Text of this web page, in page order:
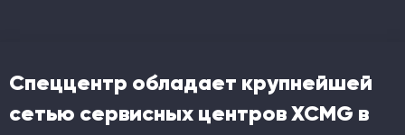
Спеццентр обладает крупнейшей
сетью сервисных центров XCMG в